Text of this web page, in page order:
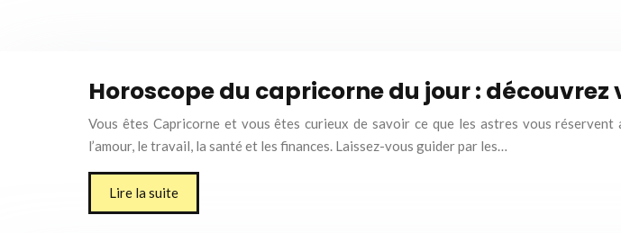
Horoscope du capricorne du jour : découvrez
Vous êtes Capricorne et vous êtes curieux de savoir ce que les astres vous
l’amour, le travail, la santé et les finances. Laissez-vous guider par les…
Lire la suite